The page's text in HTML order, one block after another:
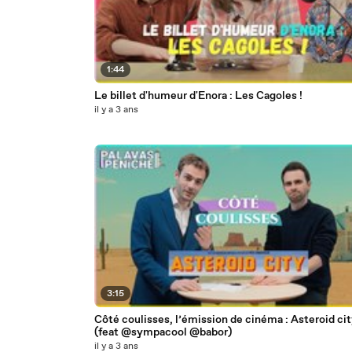
1:44
Le billet d'humeur d'Enora : Les Cagoles !
il y a 3 ans
3:15
Côté coulisses, l’émission de cinéma : Asteroid
(feat @sympacool @babor)
il y a 3 ans